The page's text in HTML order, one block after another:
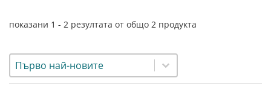
PC
REFILL
Други
Легло за 3D принтер
FEP филми
показани 1 - 2 резултата от общо 2 продукта